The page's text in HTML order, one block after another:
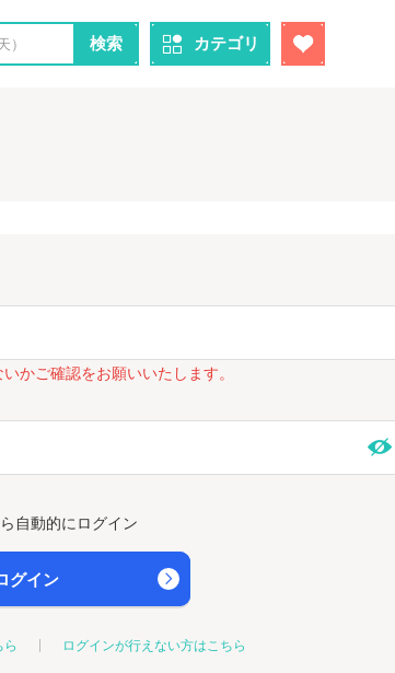
検索 カテゴリ
かご確認をお願いいたします。
自動的にログイン
グイン
ら ログインが行えない方はこちら